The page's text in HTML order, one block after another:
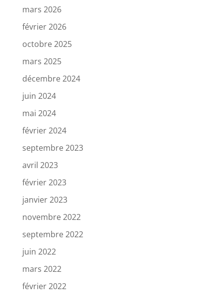
mars 2026
février 2026
octobre 2025
mars 2025
décembre 2024
juin 2024
mai 2024
février 2024
septembre 2023
avril 2023
février 2023
janvier 2023
novembre 2022
septembre 2022
juin 2022
mars 2022
février 2022